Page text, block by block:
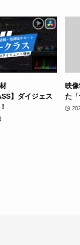
】ダイジェス
映
た「